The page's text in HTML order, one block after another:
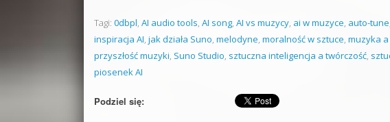
Tagi: 0dbpl, AI audio tools, AI song, AI vs muzycy, ai w muzyce, auto-tune
inspiracja AI, jak działa Suno, melodyne, moralność w sztuce, muzyka
przyszłość muzyki, Suno Studio, sztuczna inteligencja a twórczość,
piosenek AI
Podziel się: